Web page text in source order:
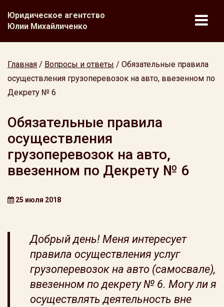
Юридическое агентство
Юлии Михайличенко
Главная / Вопросы и ответы / Обязательные правила
осуществления грузоперевозок на авто, ввезенном по
Декрету № 6
Обязательные правила
осуществления
грузоперевозок на авто,
ввезенном по Декрету № 6
25 июля 2018
Добрый день! Меня интересует
правила осуществления услуг
грузоперевозок на авто (самосвале),
ввезенном по декрету № 6. Могу ли я
осуществлять деятельность вне